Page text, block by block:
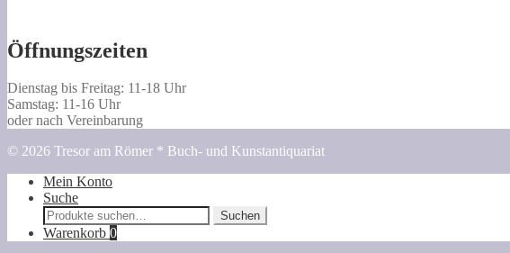
Öffnungszeiten
Dienstag bis Freitag: 11-18 Uhr
Samstag: 11-16 Uhr
oder nach Vereinbarung
© 2026 Tresor am Römer * Buch- und Kunstantiquariat
Mein Konto
Suche
Suche
nach:
Suchen
Warenkorb 0